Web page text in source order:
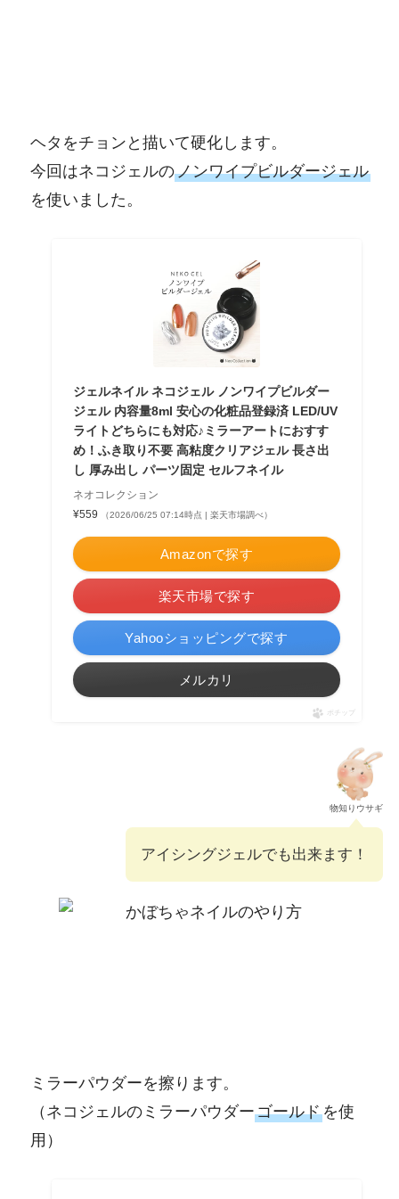
ヘタをチョンと描いて硬化します。
今回はネコジェルのノンワイプビルダージェル
を使いました。
ジェルネイル ネコジェル ノンワイプビルダー
ジェル 内容量8ml 安心の化粧品登録済 LED/UV
ライトどちらにも対応♪ミラーアートにおすす
め！ふき取り不要 高粘度クリアジェル 長さ出
し 厚み出し パーツ固定 セルフネイル
ネオコレクション
¥559
（2026/06/25 07:14時点 | 楽天市場調べ）
Amazonで探す
楽天市場で探す
Yahooショッピングで探す
メルカリ
ポチップ
物知りウサギ
アイシングジェルでも出来ます！
ミラーパウダーを擦ります。
（ネコジェルのミラーパウダーゴールドを使
用）